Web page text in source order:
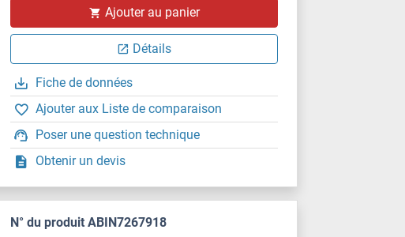
FACS
Ajouter au panier
Détails
Fiche de données
Ajouter aux Liste de comparaison
Poser une question technique
Obtenir un devis
N° du produit ABIN7267918